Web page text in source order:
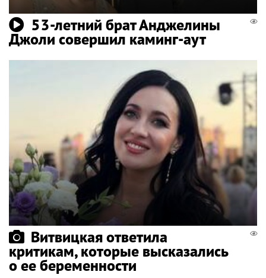
53-летний брат Анджелины
Джоли совершил каминг-аут
Витвицкая ответила
критикам, которые высказались
о ее беременности